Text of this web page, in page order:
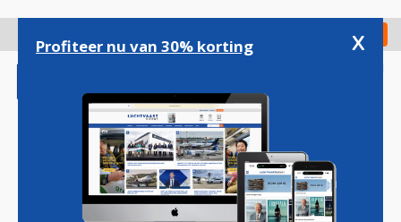
gaan
Check in
Magazine Podcasts Vacatures
Profiteer nu van 30% korting x